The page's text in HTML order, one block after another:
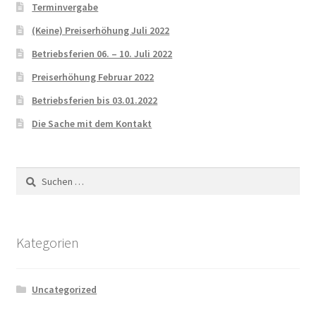
Terminvergabe
(Keine) Preiserhöhung Juli 2022
Betriebsferien 06. – 10. Juli 2022
Preiserhöhung Februar 2022
Betriebsferien bis 03.01.2022
Die Sache mit dem Kontakt
Suchen
nach:
Kategorien
Uncategorized